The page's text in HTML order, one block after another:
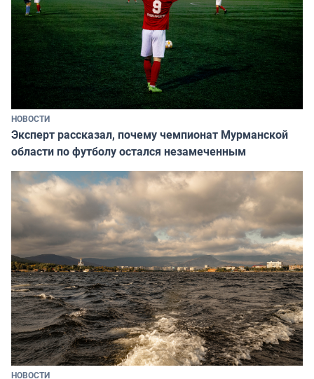
НОВОСТИ
Эксперт рассказал, почему чемпионат Мурманской
области по футболу остался незамеченным
НОВОСТИ